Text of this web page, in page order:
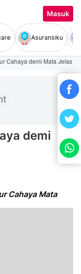
Masuk
Asuransiku
Cahaya demi Mata Jelas
demi
Cahaya Mata